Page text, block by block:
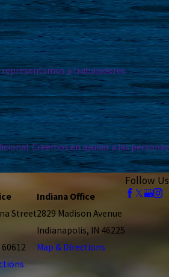
representamos a trabajadores
Creemos en ayudar a las personas
Street
Indiana Office
2829 Madison Avenue
Indianapolis, IN 46225
Map & Directions
Follow Us